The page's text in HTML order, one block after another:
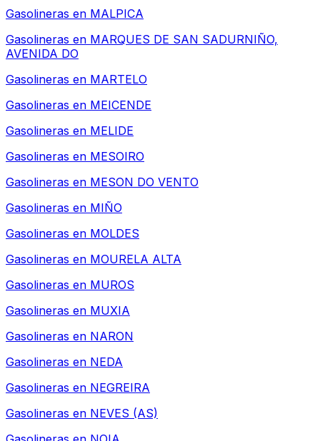
Gasolineras en MALPICA
Gasolineras en MARQUES DE SAN SADURNIÑO,
AVENIDA DO
Gasolineras en MARTELO
Gasolineras en MEICENDE
Gasolineras en MELIDE
Gasolineras en MESOIRO
Gasolineras en MESON DO VENTO
Gasolineras en MIÑO
Gasolineras en MOLDES
Gasolineras en MOURELA ALTA
Gasolineras en MUROS
Gasolineras en MUXIA
Gasolineras en NARON
Gasolineras en NEDA
Gasolineras en NEGREIRA
Gasolineras en NEVES (AS)